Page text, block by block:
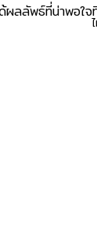
ลลัพธ์ที่น่าพอใจ